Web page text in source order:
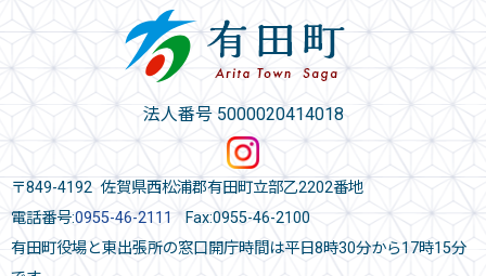
法人番号 5000020414018
〒849-4192 佐賀県西松浦郡有田町立部乙2202番地
電話番号:0955-46-2111 Fax:0955-46-2100
有田町役場と東出張所の窓口開庁時間は平日8時30分から17時15分